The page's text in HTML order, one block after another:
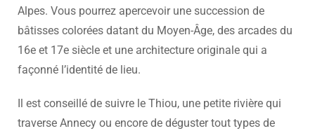
Alpes. Vous pourrez apercevoir une succession de
bâtisses colorées datant du Moyen-Âge, des arcades du
16e et 17e siècle et une architecture originale qui a
façonné l’identité de lieu.
Il est conseillé de suivre le Thiou, une petite rivière qui
traverse Annecy ou encore de déguster tout types de